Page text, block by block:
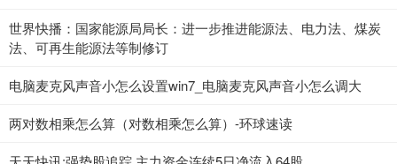
世界快播：国家能源局局长：进一步推进能源法、电力法、煤炭
法、可再生能源法等制修订
电脑麦克风声音小怎么设置win7_电脑麦克风声音小怎么调大
两对数相乘怎么算（对数相乘怎么算）-环球速读